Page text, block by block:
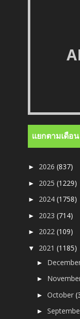
แยกตามเดือน
► 2026(837)
► 2025(1229)
► 2024(1758)
► 2023(714)
► 2022(109)
▼ 2021(1185)
►
►
►October
►